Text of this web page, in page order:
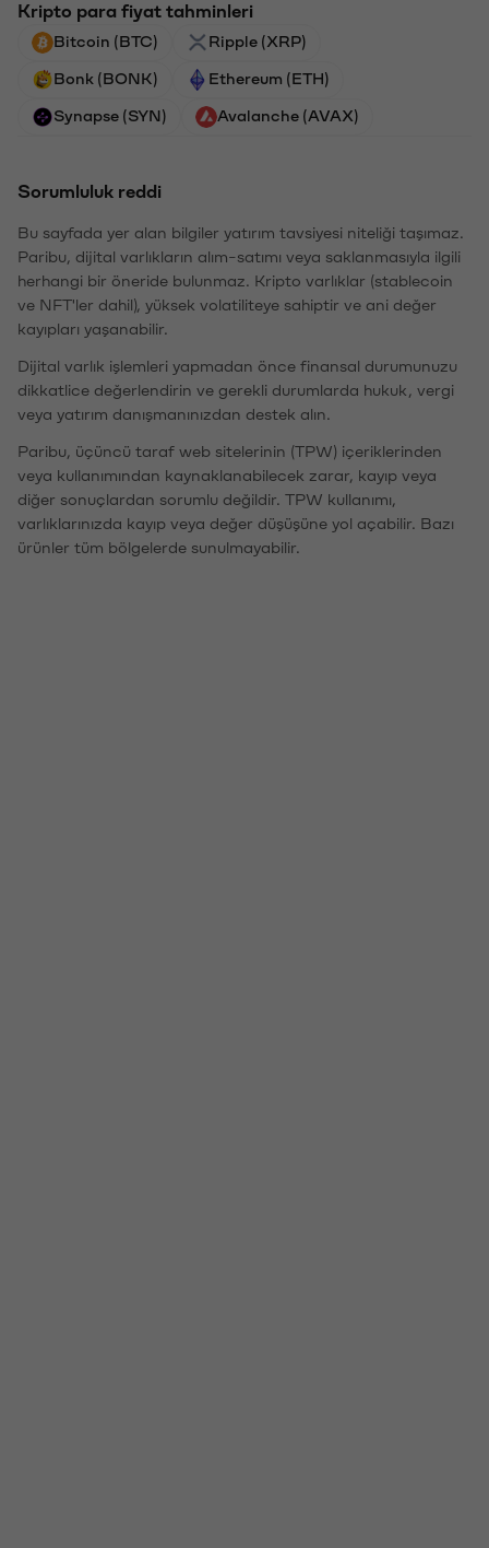
Kripto para fiyat tahminleri
Bitcoin (BTC) Ripple (XRP)
Bonk (BONK) Ethereum (ETH)
Synapse (SYN) Avalanche (AVAX)
Sorumluluk reddi
Bu sayfada yer alan bilgiler yatırım tavsiyesi niteliği taşımaz.
Paribu, dijital varlıkların alım-satımı veya saklanmasıyla ilgili
herhangi bir öneride bulunmaz. Kripto varlıklar (stablecoin
ve NFT'ler dahil), yüksek volatiliteye sahiptir ve ani değer
kayıpları yaşanabilir.
Dijital varlık işlemleri yapmadan önce finansal durumunuzu
dikkatlice değerlendirin ve gerekli durumlarda hukuk, vergi
veya yatırım danışmanınızdan destek alın.
Paribu, üçüncü taraf web sitelerinin (TPW) içeriklerinden
veya kullanımından kaynaklanabilecek zarar, kayıp veya
diğer sonuçlardan sorumlu değildir. TPW kullanımı,
varlıklarınızda kayıp veya değer düşüşüne yol açabilir. Bazı
ürünler tüm bölgelerde sunulmayabilir.